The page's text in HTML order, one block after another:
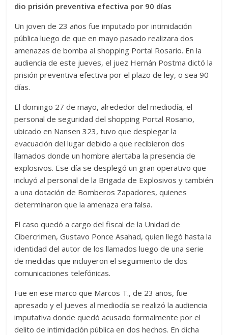
dio prisión preventiva efectiva por 90 días
Un joven de 23 años fue imputado por intimidación
pública luego de que en mayo pasado realizara dos
amenazas de bomba al shopping Portal Rosario. En la
audiencia de este jueves, el juez Hernán Postma dictó la
prisión preventiva efectiva por el plazo de ley, o sea 90
días.
El domingo 27 de mayo, alrededor del mediodía, el
personal de seguridad del shopping Portal Rosario,
ubicado en Nansen 323, tuvo que desplegar la
evacuación del lugar debido a que recibieron dos
llamados donde un hombre alertaba la presencia de
explosivos. Ese día se desplegó un gran operativo que
incluyó al personal de la Brigada de Explosivos y también
a una dotación de Bomberos Zapadores, quienes
determinaron que la amenaza era falsa.
El caso quedó a cargo del fiscal de la Unidad de
Cibercrimen, Gustavo Ponce Asahad, quien llegó hasta la
identidad del autor de los llamados luego de una serie
de medidas que incluyeron el seguimiento de dos
comunicaciones telefónicas.
Fue en ese marco que Marcos T., de 23 años, fue
apresado y el jueves al mediodía se realizó la audiencia
imputativa donde quedó acusado formalmente por el
delito de intimidación pública en dos hechos. En dicha